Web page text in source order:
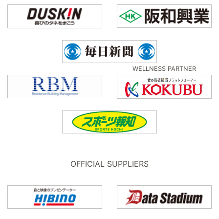
WELLNESS PARTNER
OFFICIAL SUPPLIERS